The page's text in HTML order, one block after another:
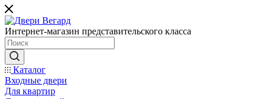
Интернет-магазин представительского класса
Каталог
Входные двери
Для квартир